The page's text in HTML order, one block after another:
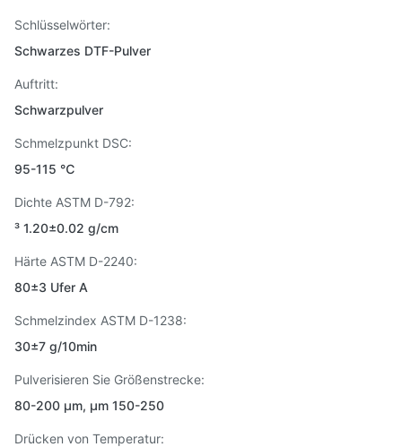
Schlüsselwörter:
Schwarzes DTF-Pulver
Auftritt:
Schwarzpulver
Schmelzpunkt DSC:
95-115 ℃
Dichte ASTM D-792:
³ 1.20±0.02 g/cm
Härte ASTM D-2240:
80±3 Ufer A
Schmelzindex ASTM D-1238:
30±7 g/10min
Pulverisieren Sie Größenstrecke:
80-200 μm, μm 150-250
Drücken von Temperatur: